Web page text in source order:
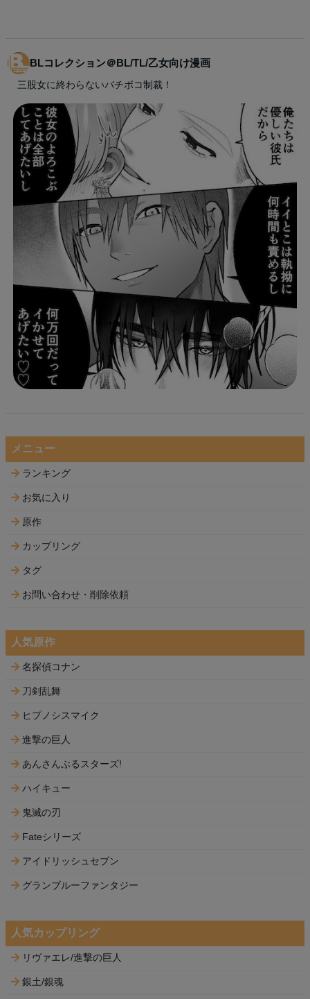
BLコレクション＠BL/TL/乙女向け漫画
三股女に終わらないバチボコ制裁！
メニュー
ランキング
お気に入り
原作
カップリング
タグ
お問い合わせ・削除依頼
人気原作
名探偵コナン
刀剣乱舞
ヒプノシスマイク
進撃の巨人
あんさんぶるスターズ!
ハイキュー
鬼滅の刃
Fateシリーズ
アイドリッシュセブン
グランブルーファンタジー
人気カップリング
リヴァエレ/進撃の巨人
銀土/銀魂